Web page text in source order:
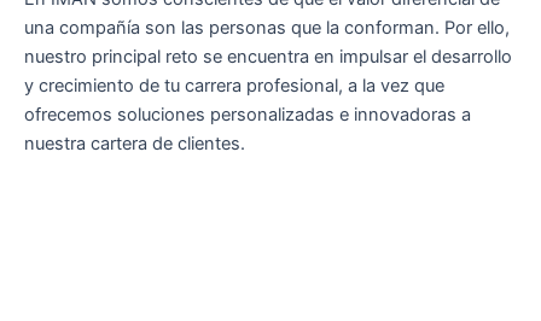
una compañía son las personas que la conforman. Por ello,
nuestro principal reto se encuentra en impulsar el desarrollo
y crecimiento de tu carrera profesional, a la vez que
ofrecemos soluciones personalizadas e innovadoras a
nuestra cartera de clientes.